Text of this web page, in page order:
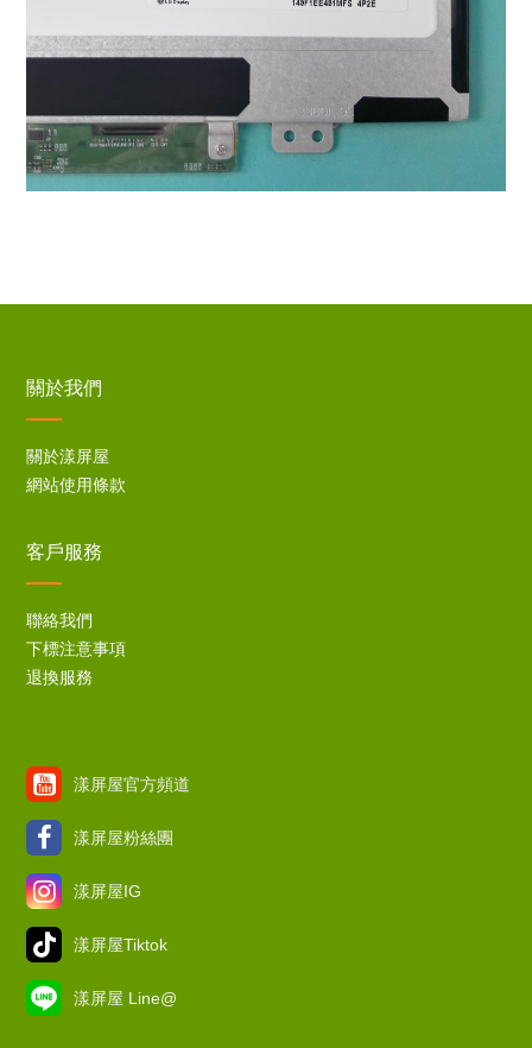
關於我們
關於漾屏屋
網站使用條款
客戶服務
聯絡我們
下標注意事項
退換服務
漾屏屋官方頻道
漾屏屋粉絲團
漾屏屋IG
漾屏屋Tiktok
漾屏屋 Line@